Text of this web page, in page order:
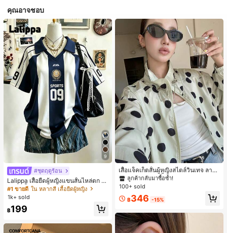
คุณอาจชอบ
9
#ชุดฤดูร้อน
Lalippa เสื้อยืดผู้หญิงแขนสั้นไหล่ตก ค
อวีปกเสื้อ ลายพิมพ์ดิจิทัลลายทาง สไตล์
สปอร์ตแฟชั่นมินิมอล ของขวัญสำหรับเ
พื่อน
#1 ขายดี ใน หลากสี เสื้อยืดผู้หญิง
1k+ sold
฿199
เสื้อแจ็คเก็ตสั้นผู้หญิงสไตล์วินเทจ ลายจุ
ดขนาดใหญ่ คอตั้ง เอวเข้ารูป แขนพอง
ทรงหลวม แฟชั่นอเนกประสงค์ สำหรับใ
#1 ขายดี
ใน กระเป๋า เสื้อคลุมลำลอง
ลูกค้ากลับมาซื้อซ้ำ!
#1 ขายดี ใน กระเป๋า เสื้อคลุมลำลอง
ลูกค้ากลับมาซื้อซ้ำ!
#1 ขายดี ใน กระเป๋า เสื้อคลุมลำลอง
ลูกค้ากลับมาซื้อซ้ำ!
#1 ขายดี ใน กระเป๋า เสื้อคลุมลำลอง
100+ sold
฿346 -15%